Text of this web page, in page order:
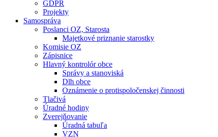
GDPR
Projekty
Samospráva
Poslanci OZ, Starosta
Majetkové priznanie starostky
Komisie OZ
Zápisnice
Hlavný kontrolór obce
Správy a stanoviská
Dlh obce
Oznámenie o protispoločenskej činnosti
Tlačivá
Úradné hodiny
Zverejňovanie
Úradná tabuľa
VZN